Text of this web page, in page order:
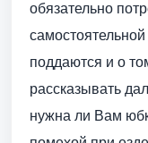
обязательно
поддаются и о
рассказывать
нужна ли Вам